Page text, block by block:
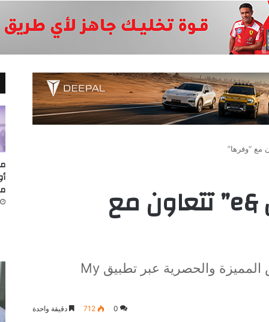
“اتصالات مصر من &e” تتعاون مع
لتقديم أفضل الخدمات والعروض المميزة والحصرية عبر تطبيق My
0
712 دقيقة واحدة